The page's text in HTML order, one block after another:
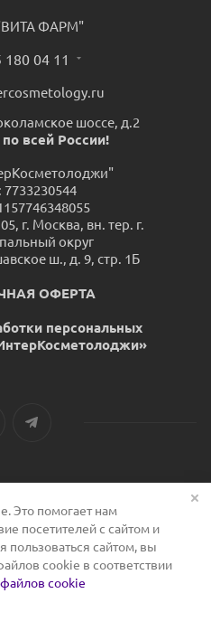
ФАРМ"
180 04 11
шоссе, д.2
всей России!
г. Москва, вн. тер. г.
округ
ш., д. 9, стр. 1Б
ОФЕРТА
персональных
косметологов
Это помогает нам
посетителей с сайтом и
пользоваться сайтом, вы
cookie в соответствии
cookie